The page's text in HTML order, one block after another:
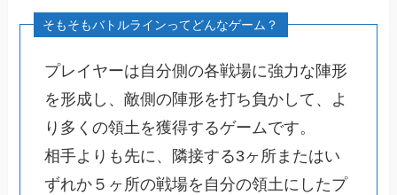
プレイヤーは自分側の各戦場に強力な陣形
を形成し、敵側の陣形を打ち負かして、よ
り多くの領土を獲得するゲームです。
相手よりも先に、隣接する3ヶ所またはい
ずれか５ヶ所の戦場を自分の領土にしたプ